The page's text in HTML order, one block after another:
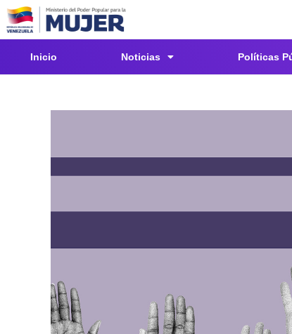
Inicio Noticias Políticas